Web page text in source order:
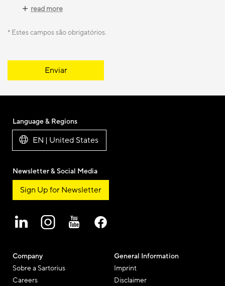
read more
* Estes campos são obrigatórios.
Enviar
Company
Sobre a Sartorius
Careers
General Information
Imprint
Disclaimer
Language & Regions
EN | United States
Newsletter & Social Media
Sign Up for Newsletter